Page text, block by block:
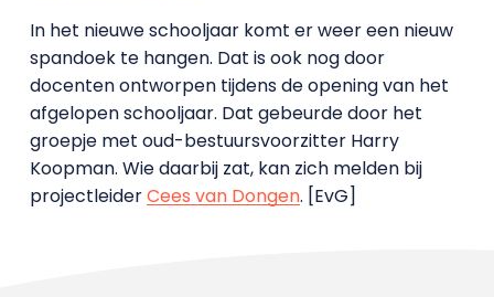
In het nieuwe schooljaar komt er weer een nieuw
spandoek te hangen. Dat is ook nog door
docenten ontworpen tijdens de opening van het
afgelopen schooljaar. Dat gebeurde door het
groepje met oud-bestuursvoorzitter Harry
Koopman. Wie daarbij zat, kan zich melden bij
projectleiderCees van Dongen. [EvG]